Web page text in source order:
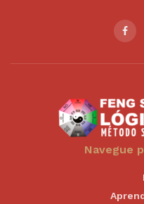
Navegue